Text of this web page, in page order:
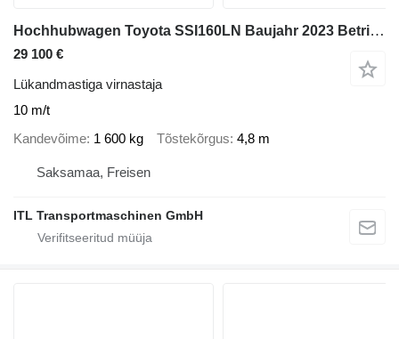
Hochhubwagen Toyota SSI160LN Baujahr 2023 Betriebsstunden 10
29 100 €
Lükandmastiga virnastaja
10 m/t
Kandevõime 1 600 kg Tõstekõrgus 4,8 m
Saksamaa, Freisen
ITL Transportmaschinen GmbH